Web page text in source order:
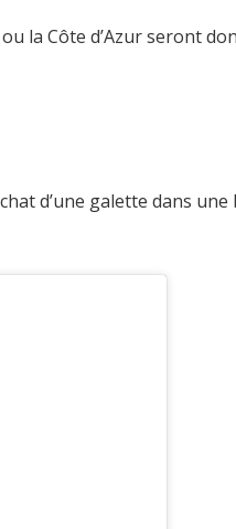
la Côte d’Azur seront
d’une galette dans